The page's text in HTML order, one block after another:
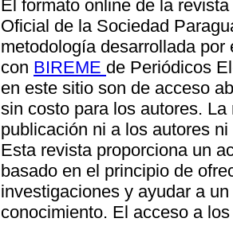
El formato online de la revista
Oficial de la Sociedad
metodología desarrollada
con BIREME de Periódicos
en este sitio son de acceso
sin costo para los autores.
publicación ni a los autores
Esta revista proporciona un
basado en el principio de
investigaciones y ayudar a
conocimiento. El acceso a